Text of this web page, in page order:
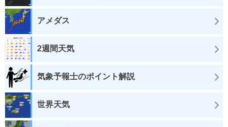
アメダス
2週間天気
気象予報士のポイント解説
世界天気